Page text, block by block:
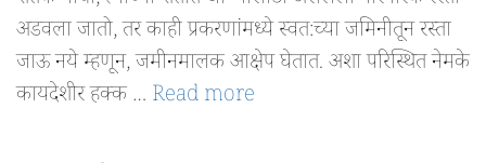
अडवला जातो, तर काही प्रकरणांमध्ये स्वत:च्या जमिनीतून रस्ता
जाऊ नये म्हणून, जमीनमालक आक्षेप घेतात. अशा परिस्थित नेमके
कायदेशीर हक्क … Read more